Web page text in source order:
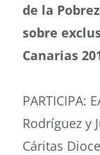
de la
sobre
Canarias
PARTICIPA:
Rodríguez y
Cáritas